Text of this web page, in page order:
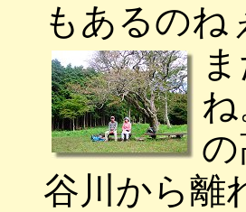
もあるのね
谷川から